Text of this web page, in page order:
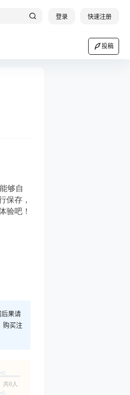
登录 快速注册
投稿
够自
保存，
验吧！
果请
购买注
共0人